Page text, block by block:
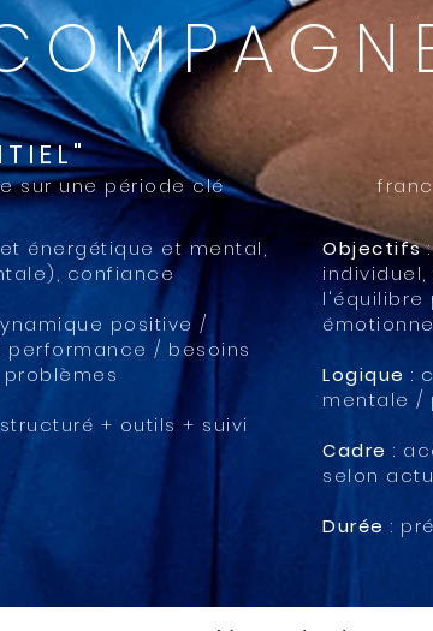
sur une période clé
énergétique et mental,
confiance
positive /
/ besoins
+ outils + suivi
Objectifs:
l'équilibre
Logique :
mentale /
Cadre :
selon
Durée :